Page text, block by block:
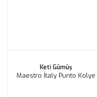
Keti Gümüş
Maestro İtaly Punto Kolye